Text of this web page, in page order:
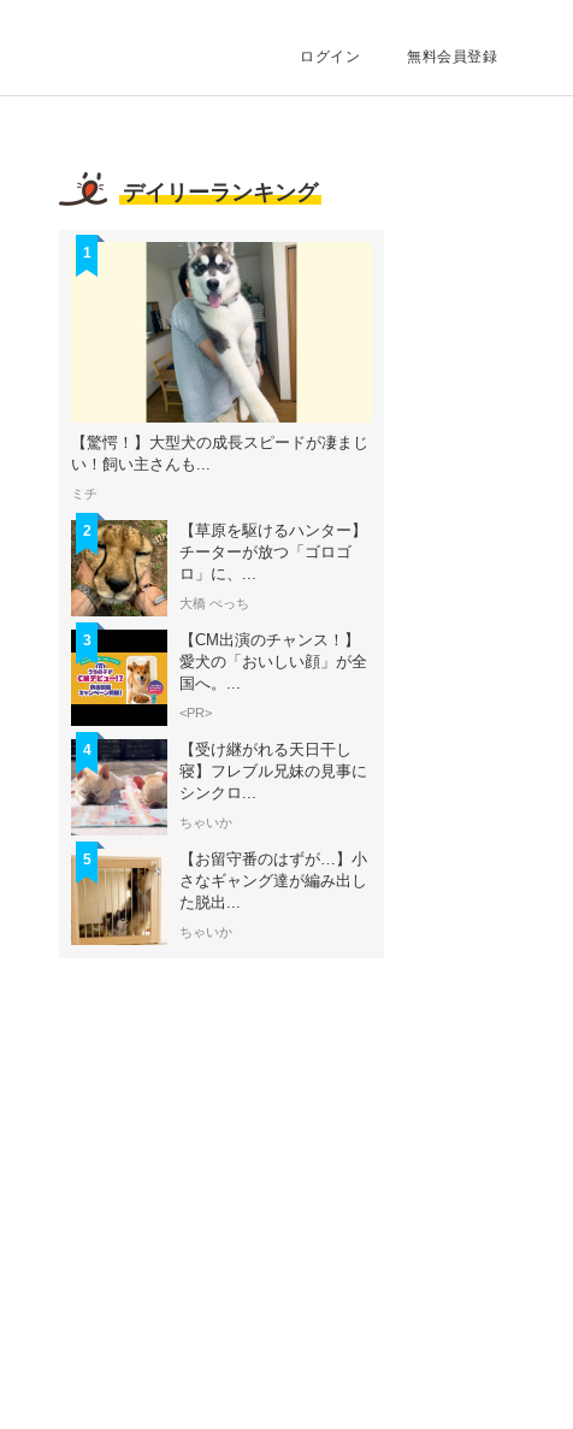
ログイン 無料会員登録
デイリーランキング
1
【驚愕！】大型犬の成長スピードが凄まじ
い！飼い主さんも...
ミチ
2
【草原を駆けるハンター】
チーターが放つ「ゴロゴ
ロ」に、...
大橋 ぺっち
3
【CM出演のチャンス！】
愛犬の「おいしい顔」が全
国へ。...
<PR>
4
【受け継がれる天日干し
寝】フレブル兄妹の見事に
シンクロ...
ちゃいか
5
【お留守番のはずが…】小
さなギャング達が編み出し
た脱出...
ちゃいか